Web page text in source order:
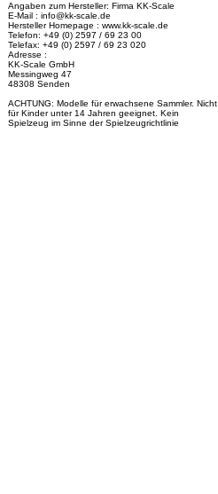
Angaben zum Hersteller: Firma KK-Scale
E-Mail : info@kk-scale.de
Hersteller Homepage : www.kk-scale.de
Telefon: +49 (0) 2597 / 69 23 00
Telefax: +49 (0) 2597 / 69 23 020
Adresse :
KK-Scale GmbH
Messingweg 47
48308 Senden
ACHTUNG: Modelle für erwachsene Sammler. Nicht
für Kinder unter 14 Jahren geeignet. Kein
Spielzeug im Sinne der Spielzeugrichtlinie